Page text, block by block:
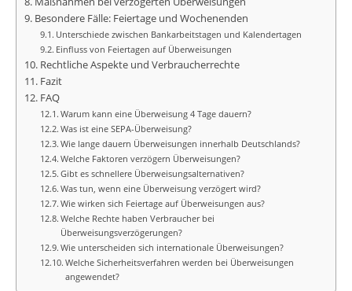
Besondere Fälle: Feiertage und Wochenenden
Unterschiede zwischen Bankarbeitstagen und Kalendertagen
Einfluss von Feiertagen auf Überweisungen
Rechtliche Aspekte und Verbraucherrechte
Fazit
FAQ
Warum kann eine Überweisung 4 Tage dauern?
Was ist eine SEPA-Überweisung?
Wie lange dauern Überweisungen innerhalb Deutschlands?
Welche Faktoren verzögern Überweisungen?
Gibt es schnellere Überweisungsalternativen?
Was tun, wenn eine Überweisung verzögert wird?
Wie wirken sich Feiertage auf Überweisungen aus?
Welche Rechte haben Verbraucher bei
Überweisungsverzögerungen?
Wie unterscheiden sich internationale Überweisungen?
Welche Sicherheitsverfahren werden bei Überweisungen
angewendet?